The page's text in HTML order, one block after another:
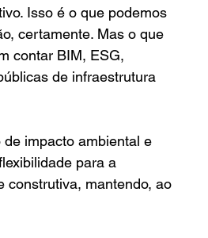
Isso é o que podemos
certamente. Mas o que
contar BIM, ESG,
de infraestrutura
impacto ambiental e
para a
construtiva, mantendo, ao